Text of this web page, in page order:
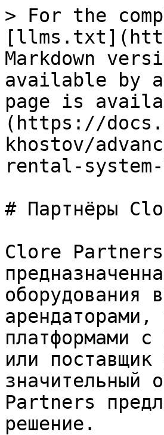
> For the
Markdown
available by
page is
(https://
khostov/
rental-
# Партнёры
Clore Partners
оборудования
платформами
или
значительный
Partners
решение.